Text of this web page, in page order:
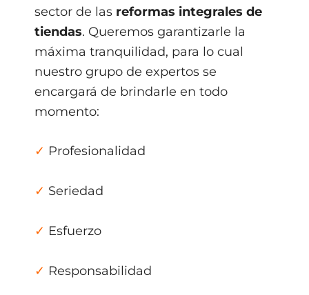
sector de las reformas integrales de
tiendas. Queremos garantizarle la
máxima tranquilidad, para lo cual
nuestro grupo de expertos se
encargará de brindarle en todo
momento:
✓ Profesionalidad
✓ Seriedad
✓ Esfuerzo
✓ Responsabilidad